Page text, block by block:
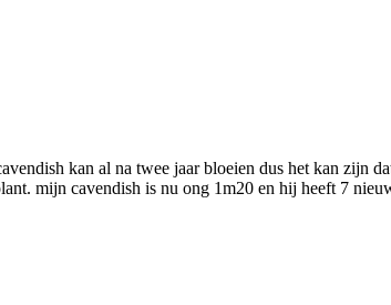
kan al na twee jaar bloeien dus het kan zijn
mijn cavendish is nu ong 1m20 en hij heeft 7